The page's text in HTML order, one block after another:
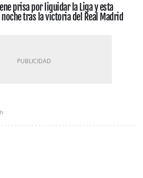
prisa por liquidar la Liga y esta
tras la victoria del Real Madrid